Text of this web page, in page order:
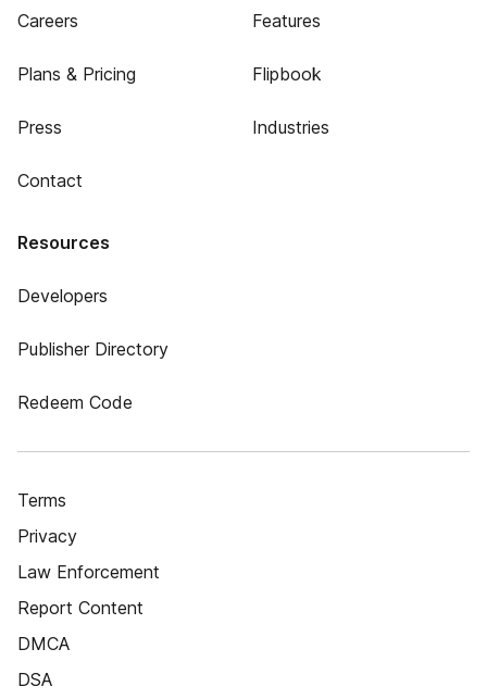
Careers
Plans & Pricing
Press
Contact
Features
Flipbook
Industries
Resources
Developers
Publisher Directory
Redeem Code
Terms
Privacy
Law Enforcement
Report Content
DMCA
DSA